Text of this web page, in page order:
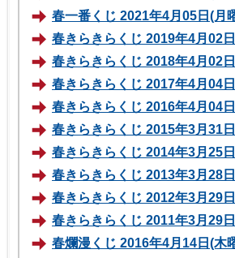
春一番くじ 2021年4月05日(月
春きらきらくじ 2019年4月02
春きらきらくじ 2018年4月02
春きらきらくじ 2017年4月04
春きらきらくじ 2016年4月04
春きらきらくじ 2015年3月31
春きらきらくじ 2014年3月25
春きらきらくじ 2013年3月28
春きらきらくじ 2012年3月29
春きらきらくじ 2011年3月29
春爛漫くじ 2016年4月14日(木